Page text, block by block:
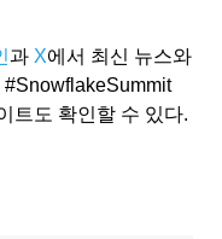
과 X에서 최신 뉴스와
#SnowflakeSummit
트도 확인할 수 있다.